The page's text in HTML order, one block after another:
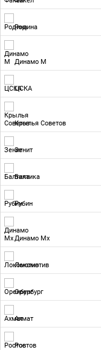
Родина
Динамо М
ЦСКА
Крылья Советов
Зенит
Балтика
Рубин
Динамо Мх
Локомотив
Оренбург
Ахмат
Ростов